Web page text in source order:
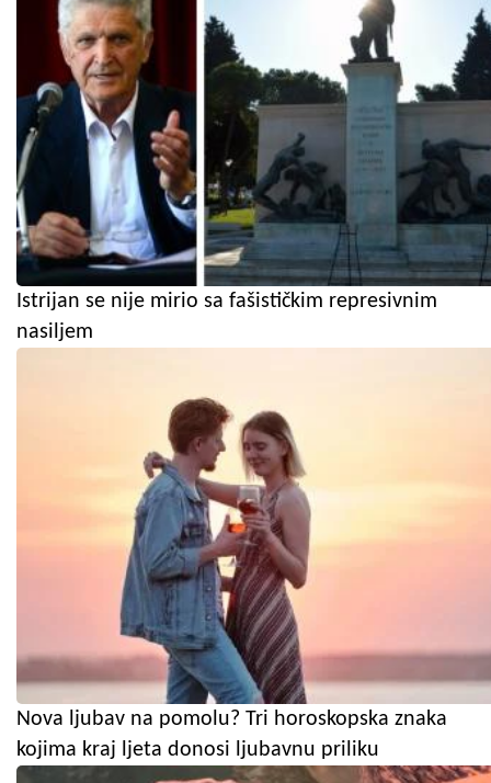
Istrijan se nije mirio sa fašističkim represivnim
nasiljem
Nova ljubav na pomolu? Tri horoskopska znaka
kojima kraj ljeta donosi ljubavnu priliku